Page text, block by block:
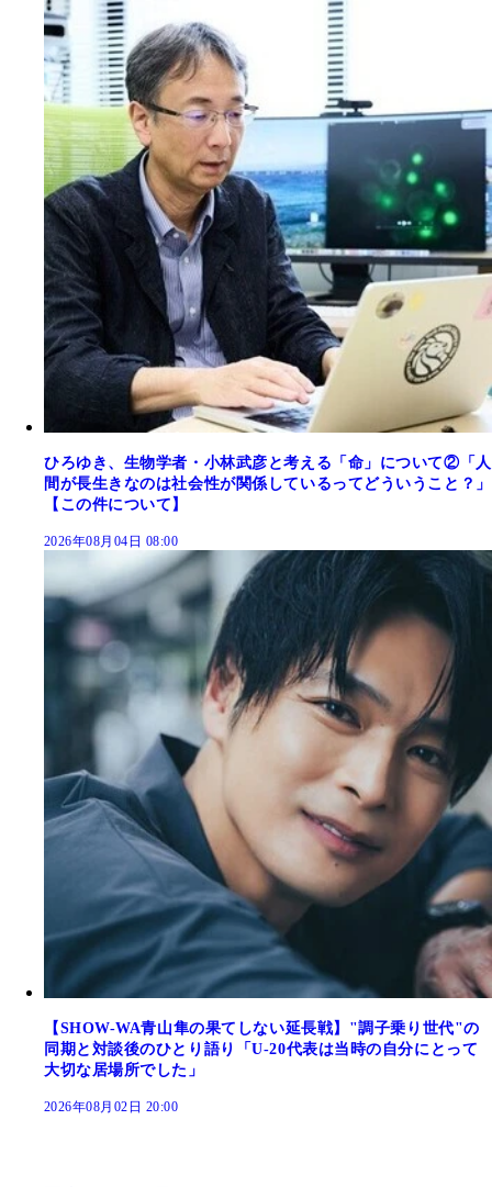
ひろゆき、生物学者・小林武彦と考える「命」について②「人
間が長生きなのは社会性が関係しているってどういうこと？」
【この件について】
2026年08月04日 08:00
【SHOW-WA青山隼の果てしない延長戦】"調子乗り世代"の
同期と対談後のひとり語り「U-20代表は当時の自分にとって
大切な居場所でした」
2026年08月02日 20:00